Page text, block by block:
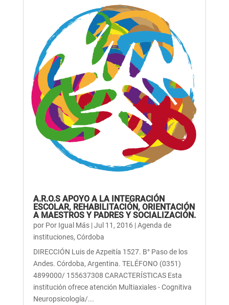
A.R.O.S APOYO A LA INTEGRACIÓN
ESCOLAR, REHABILITACIÓN, ORIENTACIÓN
A MAESTROS Y PADRES Y SOCIALIZACIÓN.
por Por Igual Más|Jul 11, 2016 |Agenda de
instituciones, Córdoba
DIRECCIÓN Luis de Azpeitía 1527. B° Paso de los
Andes. Córdoba, Argentina. TELÉFONO (0351)
4899000/ 155637308 CARACTERÍSTICAS Esta
institución ofrece atención Multiaxiales - Cognitiva
Neuropsicología/...